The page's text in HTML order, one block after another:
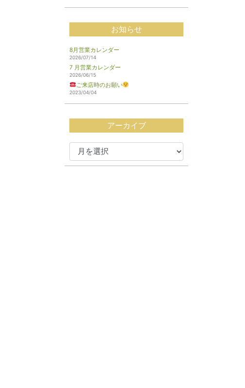
お知らせ
8月営業カレンダー
2026/07/14
7 月営業カレンダー
2026/06/15
ご来店時のお願い
2023/04/04
アーカイブ